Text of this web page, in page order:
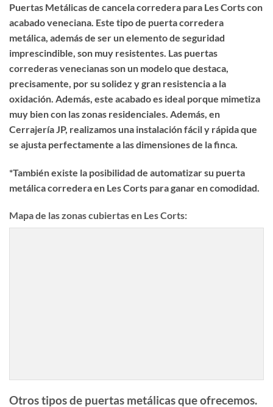
Puertas Metálicas de cancela corredera para Les Corts con
acabado veneciana. Este tipo de puerta corredera
metálica, además de ser un elemento de seguridad
imprescindible, son muy resistentes. Las puertas
correderas venecianas son un modelo que destaca,
precisamente, por su solidez y gran resistencia a la
oxidación. Además, este acabado es ideal porque mimetiza
muy bien con las zonas residenciales. Además, en
Cerrajería JP, realizamos una instalación fácil y rápida que
se ajusta perfectamente a las dimensiones de la finca.
*También existe la posibilidad de automatizar su puerta
metálica corredera en Les Corts para ganar en comodidad.
Mapa de las zonas cubiertas en Les Corts:
Otros tipos de puertas metálicas que ofrecemos.